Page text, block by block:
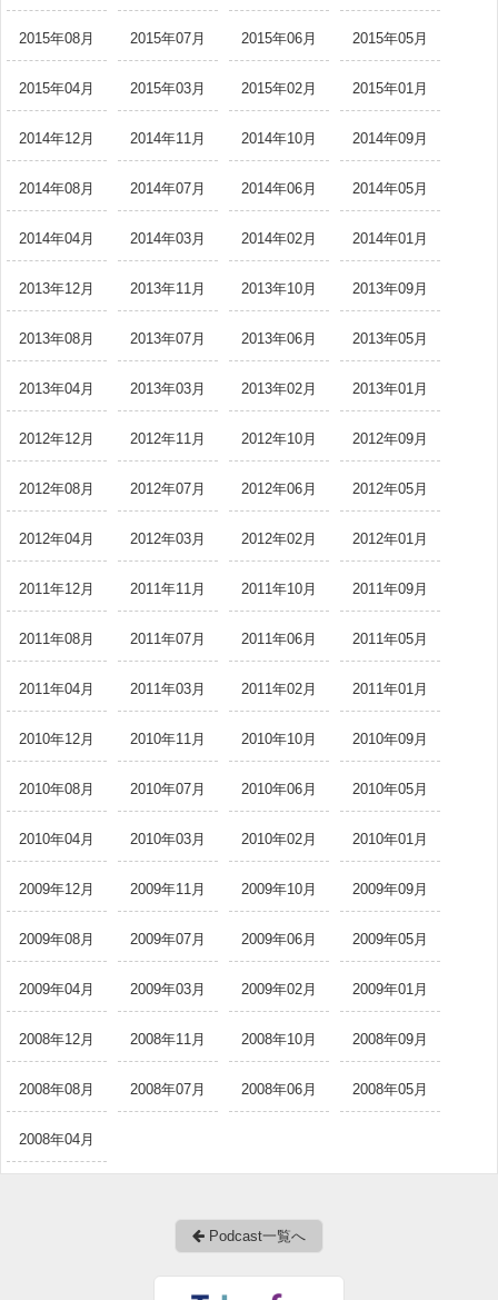
2015年08月 2015年07月 2015年06月 2015年05月
2015年04月 2015年03月 2015年02月 2015年01月
2014年12月 2014年11月 2014年10月 2014年09月
2014年08月 2014年07月 2014年06月 2014年05月
2014年04月 2014年03月 2014年02月 2014年01月
2013年12月 2013年11月 2013年10月 2013年09月
2013年08月 2013年07月 2013年06月 2013年05月
2013年04月 2013年03月 2013年02月 2013年01月
2012年12月 2012年11月 2012年10月 2012年09月
2012年08月 2012年07月 2012年06月 2012年05月
2012年04月 2012年03月 2012年02月 2012年01月
2011年12月 2011年11月 2011年10月 2011年09月
2011年08月 2011年07月 2011年06月 2011年05月
2011年04月 2011年03月 2011年02月 2011年01月
2010年12月 2010年11月 2010年10月 2010年09月
2010年08月 2010年07月 2010年06月 2010年05月
2010年04月 2010年03月 2010年02月 2010年01月
2009年12月 2009年11月 2009年10月 2009年09月
2009年08月 2009年07月 2009年06月 2009年05月
2009年04月 2009年03月 2009年02月 2009年01月
2008年12月 2008年11月 2008年10月 2008年09月
2008年08月 2008年07月 2008年06月 2008年05月
2008年04月
Podcast一覧へ